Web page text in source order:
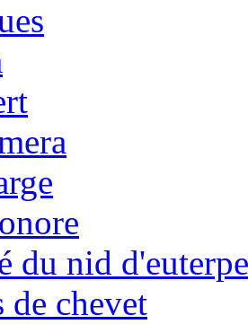
du nid d'euterpe
de chevet